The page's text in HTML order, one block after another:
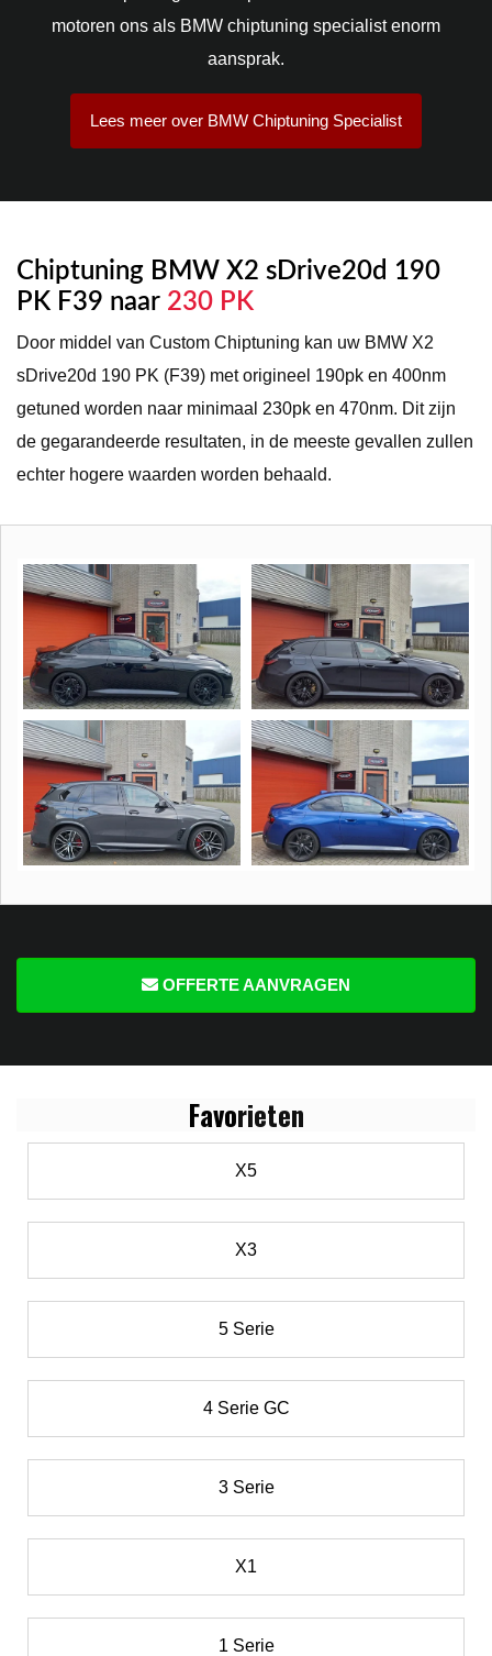
motoren ons als BMW chiptuning specialist enorm
aansprak.
Lees meer over BMW Chiptuning Specialist
Chiptuning BMW X2 sDrive20d 190
PK F39 naar 230 PK
Door middel van Custom Chiptuning kan uw BMW X2
sDrive20d 190 PK (F39) met origineel 190pk en 400nm
getuned worden naar minimaal 230pk en 470nm. Dit zijn
de gegarandeerde resultaten, in de meeste gevallen zullen
echter hogere waarden worden behaald.
OFFERTE AANVRAGEN
Favorieten
X5
X3
5 Serie
4 Serie GC
3 Serie
X1
1 Serie